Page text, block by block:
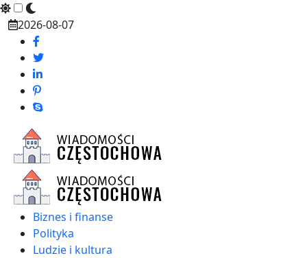
Skip
content
2026-08-07
Biznes i finanse
Polityka
Ludzie i kultura